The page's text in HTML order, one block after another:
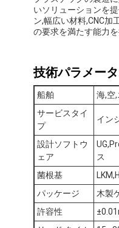
家
製品
ビデオ
いソリューションを
ン,幅広い材料,CNC加
の要求を満たす能力
技術パラメー
船舶
海,空
サービスタイ
プ
イン
設計ソフトウ
ェア
ス
菌根基
パッケージ
木製
許容性